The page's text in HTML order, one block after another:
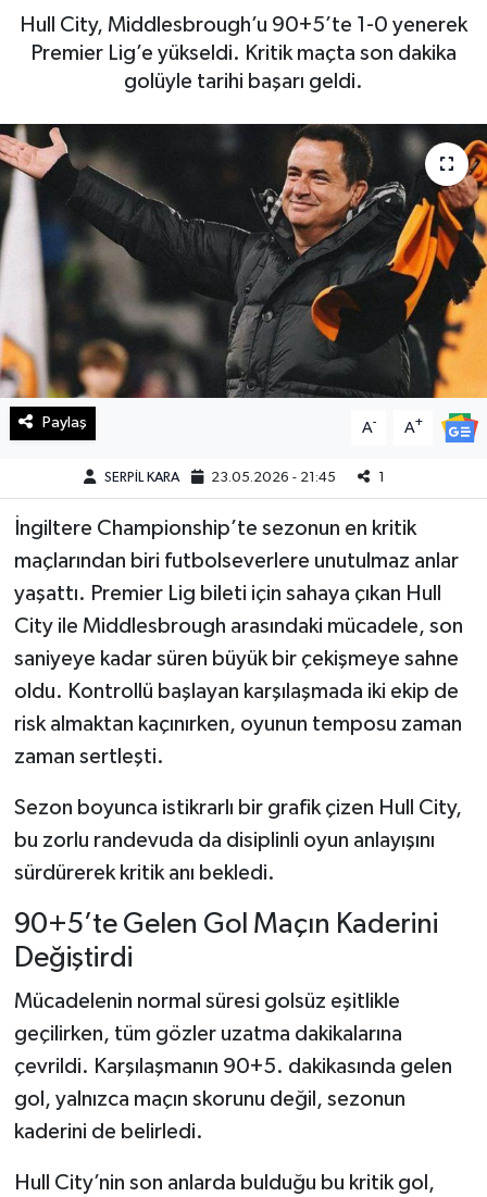
Hull City, Middlesbrough’u 90+5’te 1-0 yenerek
Premier Lig’e yükseldi. Kritik maçta son dakika
golüyle tarihi başarı geldi.
Paylaş A- A+
SERPİL KARA 23.05.2026 - 21:45 1
İngiltere Championship’te sezonun en kritik
maçlarından biri futbolseverlere unutulmaz anlar
yaşattı. Premier Lig bileti için sahaya çıkan Hull
City ile Middlesbrough arasındaki mücadele, son
saniyeye kadar süren büyük bir çekişmeye sahne
oldu. Kontrollü başlayan karşılaşmada iki ekip de
risk almaktan kaçınırken, oyunun temposu zaman
zaman sertleşti.
Sezon boyunca istikrarlı bir grafik çizen Hull City,
bu zorlu randevuda da disiplinli oyun anlayışını
sürdürerek kritik anı bekledi.
90+5’te Gelen Gol Maçın Kaderini
Değiştirdi
Mücadelenin normal süresi golsüz eşitlikle
geçilirken, tüm gözler uzatma dakikalarına
çevrildi. Karşılaşmanın 90+5. dakikasında gelen
gol, yalnızca maçın skorunu değil, sezonun
kaderini de belirledi.
Hull City’nin son anlarda bulduğu bu kritik gol,
Haberde İnsan
Kültür Sanat
Magazin
Manşet Altı
Manşetler
Resmi İlan
Sağlık
Spor
SürManşet
Teknoloji
Yaşam
KAHRAMANMARAŞ